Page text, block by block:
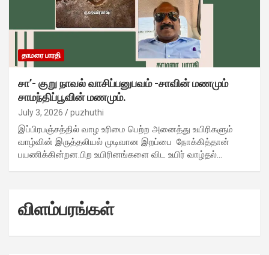
தாமரை பாரதி
சா’- குறு நாவல் வாசிப்பனுபவம் -சாவின் மணமும்
சாமந்திப்பூவின் மணமும்.
July 3, 2026 puzhuthi
இப்பிரபஞ்சத்தில் வாழ உரிமை பெற்ற அனைத்து உயிரிகளும்
வாழ்வின் இருத்தலியல் முடிவான இறப்பை நோக்கித்தான்
பயணிக்கின்றன.பிற உயிரினங்களை விட உயிர் வாழ்தல்…
விளம்பரங்கள்